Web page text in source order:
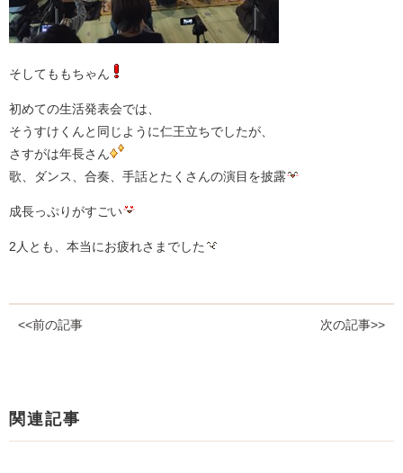
そしてももちゃん
初めての生活発表会では、
そうすけくんと同じように仁王立ちでしたが、
さすがは年長さん
歌、ダンス、合奏、手話とたくさんの演目を披露
成長っぷりがすごい
2人とも、本当にお疲れさまでした
<<前の記事 次の記事>>
関連記事